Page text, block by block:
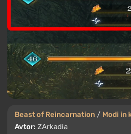
Beast of Reincarnation / Modi in
Avtor: ZArkadia